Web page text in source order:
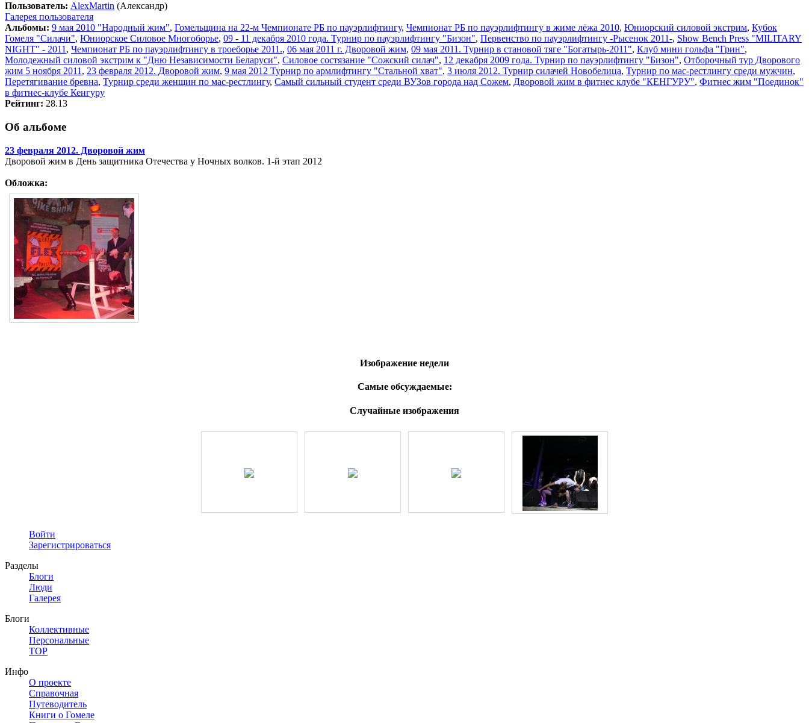
Пользователь: AlexMartin (Александр)
Галерея пользователя
Альбомы: 9 мая 2010 "Народный жим", Гомельщина на 22-м Чемпионате РБ по пауэрлифтингу, Чемпионат РБ по пауэрлифтингу в жиме лёжа 2010, Юниорский силовой экстрим, Кубок
Гомеля "Силачи", Юниорское Силовое Многоборье, 09 - 11 декабря 2010 года. Турнир по пауэрлифтингу "Бизон", Первенство по пауэрлифтингу -Рысенок 2011-, Show Bench Press "MILITARY
NIGHT" - 2011 , Чемпионат РБ по пауэрлифтингу в троеборье 2011., 06 мая 2011 г. Дворовой жим, 09 мая 2011. Турнир в становой тяге "Богатырь-2011", Клуб мини гольфа "Грин",
Молодежный силовой экстрим к "Дню Независимости Беларуси", Силовое состязание "Сожский силач", 12 декабря 2009 года. Турнир по пауэрлифтингу "Бизон", Отборочный тур Дворового
жим 5 ноября 2011 , 23 февраля 2012. Дворовой жим, 9 мая 2012 Турнир по армлифтингу "Стальной хват", 3 июля 2012. Турнир силачей Новобелица, Турнир по мас-рестлингу среди мужчин,
Перетягивание бревна, Турнир среди женщин по мас-рестлингу, Самый сильный студент среди ВУЗов города над Сожем, Дворовой жим в фитнес клубе "КЕНГУРУ", Фитнес жим "Поединок"
в фитнес-клубе Кенгуру
Рейтинг: 28.13
Об альбоме
23 февраля 2012. Дворовой жим
Дворовой жим в День защитника Отечества у Ночных волков. 1-й этап 2012
Обложка:
Изображение недели
Самые обсуждаемые:
Случайные изображения
Войти
Зарегистрироваться
Разделы
Блоги
Люди
Галерея
Блоги
Коллективные
Персональные
TOP
Инфо
О проекте
Справочная
Путеводитель
Книги о Гомеле